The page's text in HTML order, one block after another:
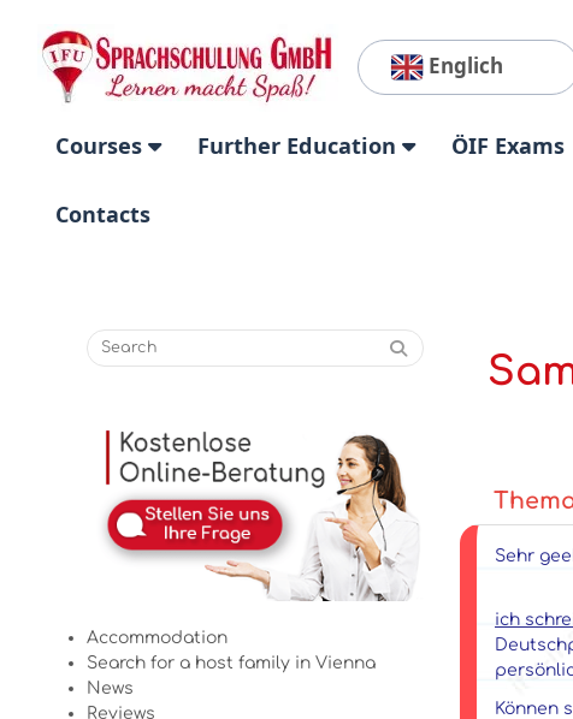
Englich
Courses Further Education ÖIF Exams
Contacts
Accommodation
Search for a host family in Vienna
News
Reviews
Sehr
ich
Können